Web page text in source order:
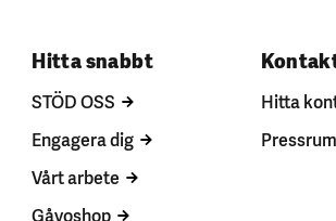
Hitta snabbt
STÖD OSS
Engagera dig
Vårt arbete
Gåvoshop
Hitta
Pressrum